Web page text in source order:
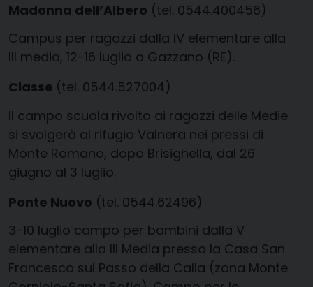
Madonna dell’Albero (tel. 0544.400456)
Campus per ragazzi dalla IV elementare alla
III media, 12-16 luglio a Gazzano (RE).
Classe (tel. 0544.527004)
Il campo scuola rivolto ai ragazzi delle Medie
si svolgerà al rifugio Valnera nei pressi di
Monte Romano, dopo Brisighella, dal 26
giugno al 3 luglio.
Ponte Nuovo (tel. 0544.62496)
3-10 luglio campo per bambini dalla V
elementare alla III Media presso la Casa San
Francesco sul Passo della Calla (zona Monte